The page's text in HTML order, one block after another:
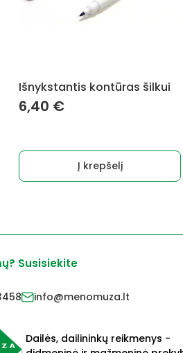
Išnykstantis kontūras šilkui
6,40 €
Į krepšelį
Susisiekite
info@menomuza.lt
Dailės, dailininkų reikmenys -